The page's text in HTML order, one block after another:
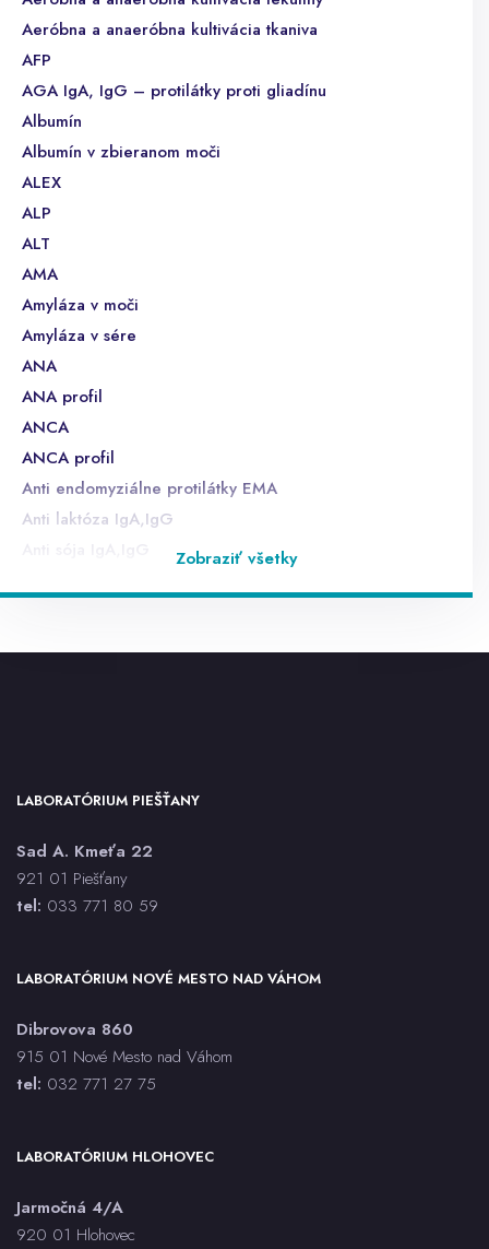
Aeróbna a anaeróbna kultivácia tkaniva
AFP
AGA IgA, IgG – protilátky proti gliadínu
Albumín
Albumín v zbieranom moči
ALEX
ALP
ALT
AMA
Amyláza v moči
Amyláza v sére
ANA
ANA profil
ANCA
ANCA profil
Anti endomyziálne protilátky EMA
Anti laktóza IgA,IgG
anti-HBe - sérum, ECLIA
anti-HCV - sérum, CLIA
Antistreptolyzín O (ASLO)
Antitrombín AT3
ASMA
AST
Bartonella henselae IgG, IgM - sérum, CLIA
Bilirubín celkový (BILC)
Bordetella pertussis - stanovenie toxínu - sérum, ELISA
Zobraziť všetky
LABORATÓRIUM PIEŠŤANY
Sad A. Kmeťa 22
921 01 Piešťany
tel: 033 771 80 59
LABORATÓRIUM NOVÉ MESTO NAD VÁHOM
Dibrovova 860
915 01 Nové Mesto nad Váhom
tel: 032 771 27 75
LABORATÓRIUM HLOHOVEC
Jarmočná 4/A
920 01 Hlohovec